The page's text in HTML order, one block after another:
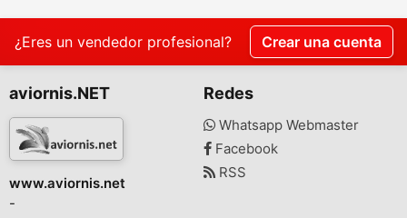
¿Eres un vendedor profesional? Crear una cuenta
aviornis.NET
www.aviornis.net
-
Redes
Whatsapp Webmaster
Facebook
RSS